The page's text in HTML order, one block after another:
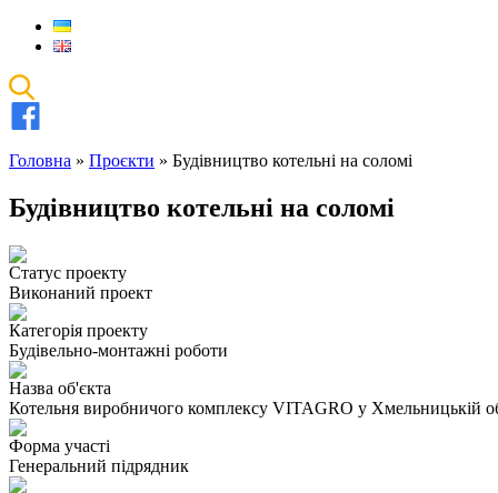
Головна » Проєкти » Будівництво котельні на соломі
Будівництво котельні на соломі
Статус проекту
Виконаний проект
Категорія проекту
Будівельно-монтажні роботи
Назва об'єкта
Котельня виробничого комплексу VITAGRO у Хмельницькій
Форма участі
Генеральний підрядник